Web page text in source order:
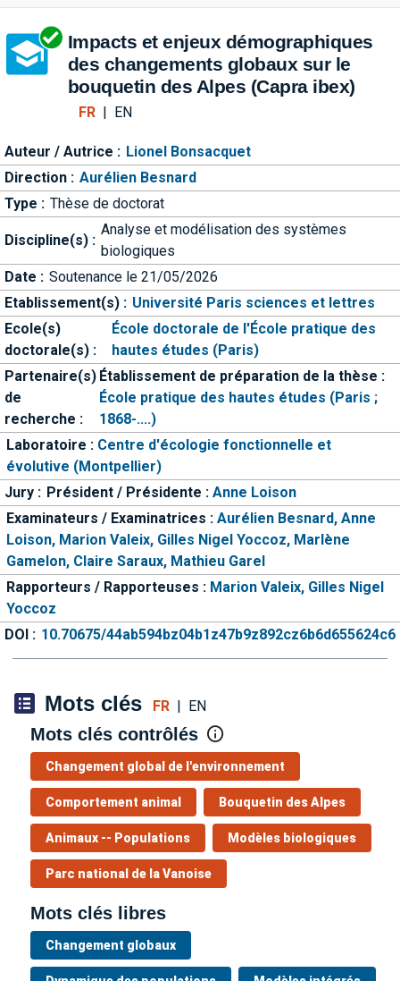
Aller directement à la barre
Impacts et enjeux démographiques
des changements globaux sur le
bouquetin des Alpes (Capra ibex)
FR| EN
Auteur / Autrice : Lionel Bonsacquet
Direction : Aurélien Besnard
Type : Thèse de doctorat
Discipline(s) :
Analyse et modélisation des systèmes
biologiques
Date : Soutenance le 21/05/2026
Etablissement(s) : Université Paris sciences et lettres
Ecole(s)
doctorale(s) :
École doctorale de l'École pratique des
hautes études (Paris)
Partenaire(s)
de
recherche :
Établissement de préparation de la thèse :
École pratique des hautes études (Paris ;
1868-....)
Laboratoire : Centre d'écologie fonctionnelle et
évolutive (Montpellier)
Jury : Président / Présidente : Anne Loison
Examinateurs / Examinatrices : Aurélien Besnard, Anne
Loison, Marion Valeix, Gilles Nigel Yoccoz, Marlène
Gamelon, Claire Saraux, Mathieu Garel
Rapporteurs / Rapporteuses : Marion Valeix, Gilles Nigel
Yoccoz
DOI : 10.70675/44ab594bz04b1z47b9z892cz6b6d655624c6
Mots clés FR| EN
Mots clés contrôlés
Changement global de l'environnement
Comportement animal Bouquetin des Alpes
Animaux -- Populations Modèles biologiques
Parc national de la Vanoise
Mots clés libres
Changement globaux